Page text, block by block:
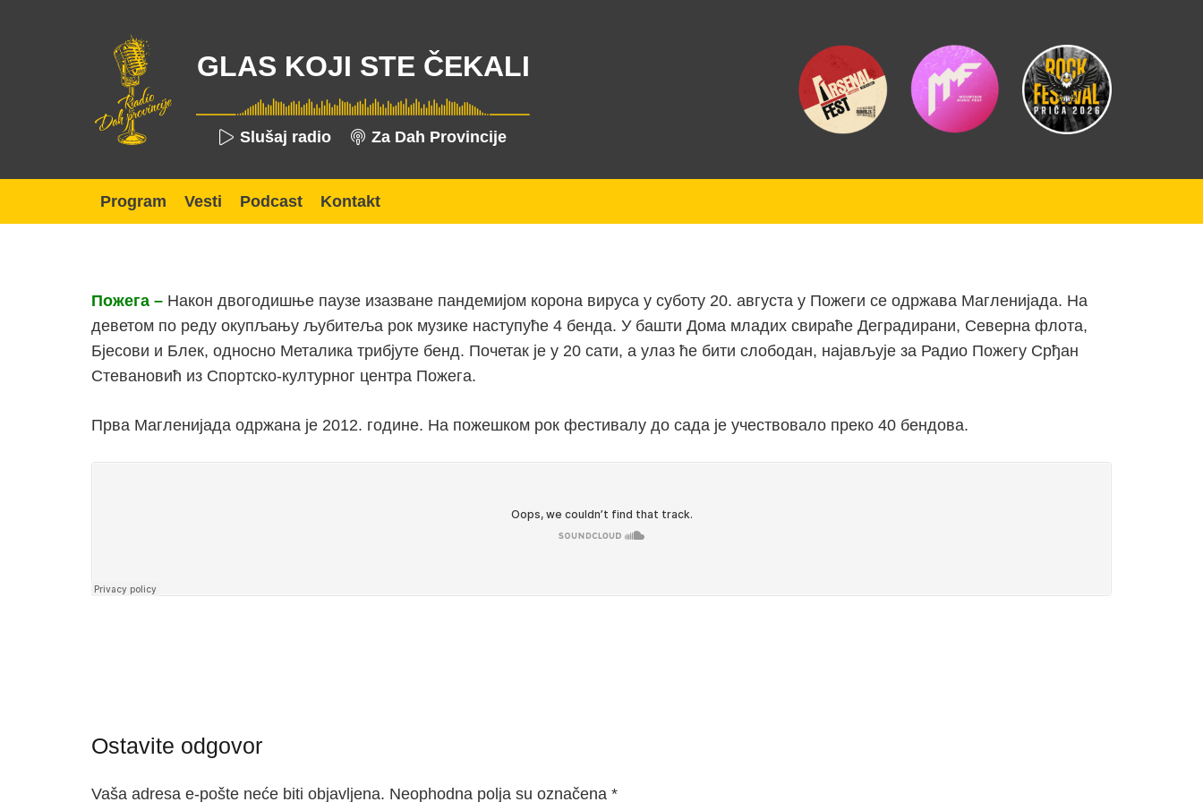
GLAS KOJI STE ČEKALI
Slušaj radio Za Dah Provincije
Program Vesti Podcast Kontakt
Пожега – Након двогодишње паузе изазване пандемијом корона вируса у суботу 20. августа у Пожеги се одржава Магленијада. На
деветом по реду окупљању љубитеља рок музике наступуће 4 бенда. У башти Дома младих свираће Деградирани, Северна флота,
Бјесови и Блек, односно Металика трибјуте бенд. Почетак је у 20 сати, а улаз ће бити слободан, најављује за Радио Пожегу Срђан
Стевановић из Спортско-културног центра Пожега.
Прва Магленијада одржана је 2012. године. На пожешком рок фестивалу до сада је учествовало преко 40 бендова.
Ostavite odgovor
Vaša adresa e-pošte neće biti objavljena. Neophodna polja su označena *